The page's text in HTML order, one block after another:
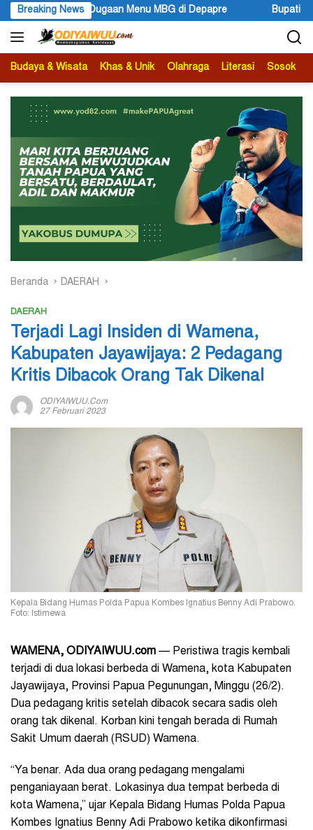
Langsung
ke
konten
Breaking NewsBupati Kabupaten Jayawijaya Atenius Murip:
Budaya & Wisata Khas & Unik Olahraga Literasi Sosok
Beranda DAERAH
DAERAH
Terjadi Lagi Insiden di Wamena,
Kabupaten Jayawijaya: 2 Pedagang
Kritis Dibacok Orang Tak Dikenal
ODIYAIWUU.com
27 Februari 2023
Kepala Bidang Humas Polda Papua Kombes Ignatius Benny Adi Prabowo.
Foto: Istimewa
WAMENA, ODIYAIWUU.com — Peristiwa tragis kembali
terjadi di dua lokasi berbeda di Wamena, kota Kabupaten
Jayawijaya, Provinsi Papua Pegunungan, Minggu (26/2).
Dua pedagang kritis setelah dibacok secara sadis oleh
orang tak dikenal. Korban kini tengah berada di Rumah
Sakit Umum daerah (RSUD) Wamena.
“Ya benar. Ada dua orang pedagang mengalami
penganiayaan berat. Lokasinya dua tempat berbeda di
kota Wamena,” ujar Kepala Bidang Humas Polda Papua
Kombes Ignatius Benny Adi Prabowo ketika dikonfirmasi